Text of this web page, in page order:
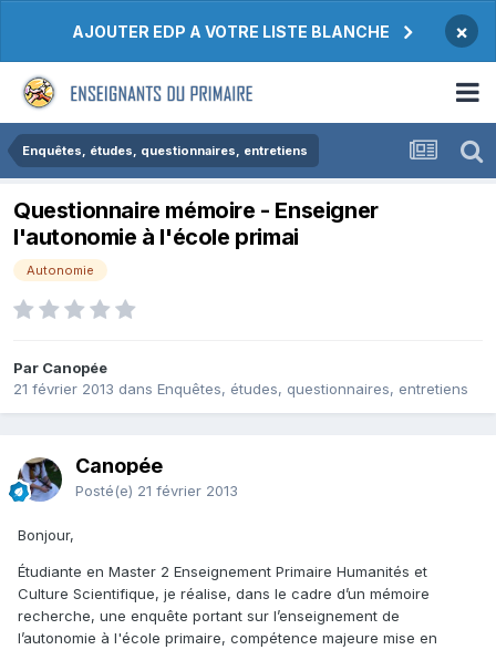
AJOUTER EDP A VOTRE LISTE BLANCHE ×
Enquêtes, études, questionnaires, entretiens
Questionnaire mémoire - Enseigner
l'autonomie à l'école primai
Autonomie
Par Canopée
21 février 2013 dans Enquêtes, études, questionnaires, entretiens
Canopée
Posté(e) 21 février 2013
Bonjour,
Étudiante en Master 2 Enseignement Primaire Humanités et
Culture Scientifique, je réalise, dans le cadre d’un mémoire
recherche, une enquête portant sur l’enseignement de
l’autonomie à l'école primaire, compétence majeure mise en